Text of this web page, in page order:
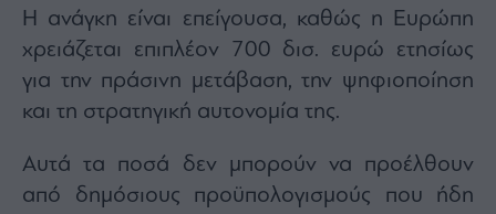
Η ανάγκη είναι επείγουσα, καθώς η Ευρώπη
χρειάζεται επιπλέον 700 δισ. ευρώ ετησίως
για την πράσινη μετάβαση, την ψηφιοποίηση
και τη στρατηγική αυτονομία της.
Αυτά τα ποσά δεν μπορούν να προέλθουν
από δημόσιους προϋπολογισμούς που ήδη